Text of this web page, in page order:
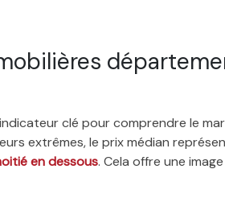
clé pour comprendre le
extrêmes, le prix médian
en dessous. Cela offre une